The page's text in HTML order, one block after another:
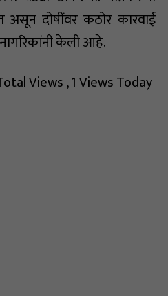
दोषींवर कठोर कारवाई
केली आहे.
Views, 1 Views Today